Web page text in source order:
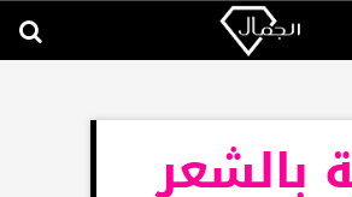
بالشعر